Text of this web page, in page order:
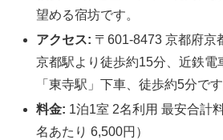
望める宿坊です。
アクセス: 〒601-8473 京都府京
京都駅より徒歩約15分、近鉄電
「東寺駅」下車、徒歩約5分です
料金: 1泊1室 2名利用 最安合計
名あたり 6,500円）